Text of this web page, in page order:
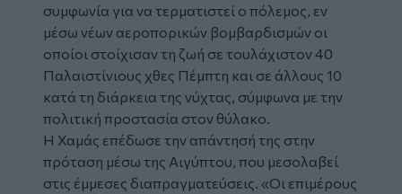
συμφωνία για να τερματιστεί ο πόλεμος, εν
μέσω νέων αεροπορικών βομβαρδισμών οι
οποίοι στοίχισαν τη ζωή σε τουλάχιστον 40
Παλαιστίνιους χθες Πέμπτη και σε άλλους 10
κατά τη διάρκεια της νύχτας, σύμφωνα με την
πολιτική προστασία στον θύλακο.
Η Χαμάς επέδωσε την απάντησή της στην
πρόταση μέσω της Αιγύπτου, που μεσολαβεί
στις έμμεσες διαπραγματεύσεις. «Οι επιμέρους